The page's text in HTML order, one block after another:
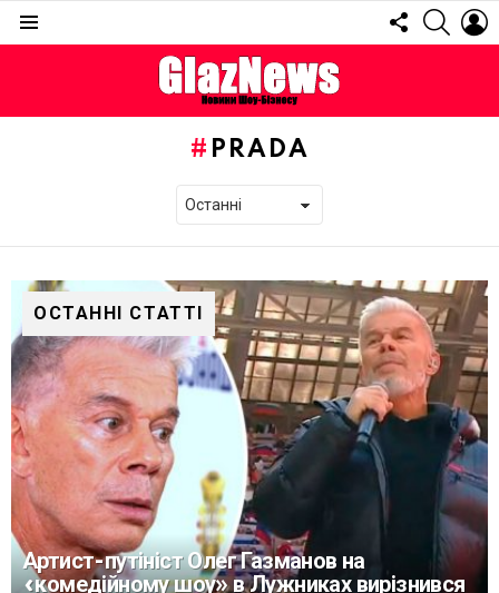
FOLLOW
US
PRADA
ОСТАННІ СТАТТІ
Артист-путініст Олег Газманов на
«комедійному шоу» в Лужниках вирізнився